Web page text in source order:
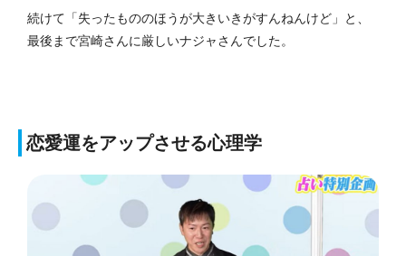
続けて「失ったもののほうが大きいきがすんねんけど」と、
最後まで宮崎さんに厳しいナジャさんでした。
恋愛運をアップさせる心理学